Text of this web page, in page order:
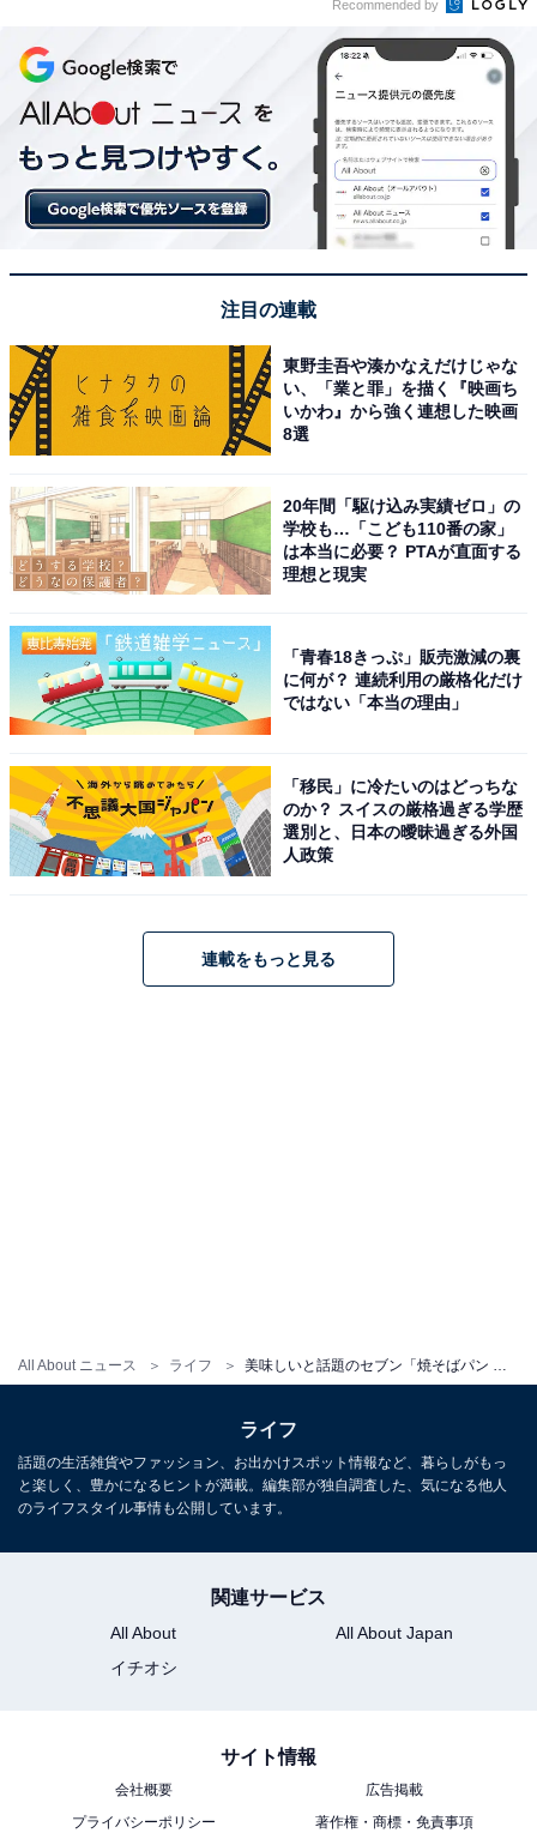
All About ニュース ライフ
「焼そばパン 日清焼そばU.F.O. ソース味」を作るにあた
って必要なのは、サンドされる焼きそばとコッペパンで
す。焼きそばに関しては、「日清焼そばU.F.O. 濃い濃い
濃厚ソース！」を近所のスーパーで150円前後で購入。
コッペパンは、セブンプレミアムのものを使おうと思っ
たのですが、長細いコッペパンが販売されていませんで
込257円）を使います。
作り方は通常通り（筆者撮影）
れて、焼きそばをサンドすれば完成です。バターロール
には、マヨネーズなどはぬっていません。
Recommended by
注目の連載
東野圭吾や湊かなえだけじゃな
い、「業と罪」を描く『映画ち
いかわ』から強く連想した映画
8選
20年間「駆け込み実績ゼロ」の
学校も…「こども110番の家」
は本当に必要？ PTAが直面する
理想と現実
「青春18きっぷ」販売激減の裏
に何が？ 連続利用の厳格化だけ
ではない「本当の理由」
「移民」に冷たいのはどっちな
のか？ スイスの厳格過ぎる学歴
選別と、日本の曖昧過ぎる外国
人政策
連載をもっと見る
ライフ
話題の生活雑貨やファッション、お出かけスポット情報など、暮らしがもっ
と楽しく、豊かになるヒントが満載。編集部が独自調査した、気になる他人
のライフスタイル事情も公開しています。
関連サービス
All About
All About Japan
イチオシ
サイト情報
会社概要
広告掲載
プライバシーポリシー
著作権・商標・免責事項